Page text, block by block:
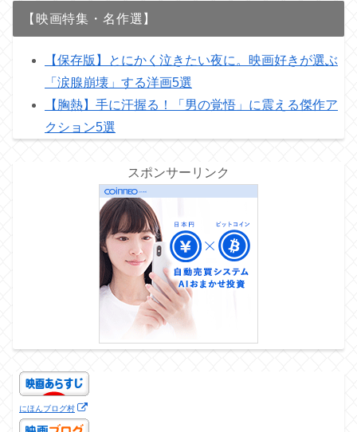
【映画特集・名作選】
【保存版】とにかく泣きたい夜に。映画好きが選ぶ
「涙腺崩壊」する洋画5選
【胸熱】手に汗握る！「男の覚悟」に震える傑作ア
クション5選
スポンサーリンク
にほんブログ村